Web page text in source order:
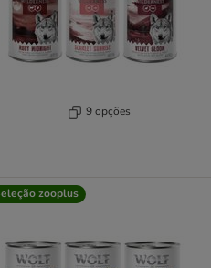
9 opções
zooplus